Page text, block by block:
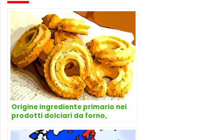
Origine ingrediente primario nei
prodotti dolciari da forno,